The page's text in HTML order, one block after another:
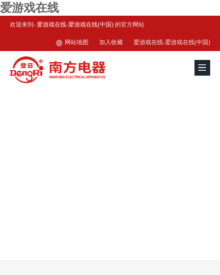
爱游戏在线
欢迎来到- 爱游戏在线-爱游戏在线(中国) 的官方网站
网站地图 加入收藏 爱游戏在线-爱游戏在线(中国)